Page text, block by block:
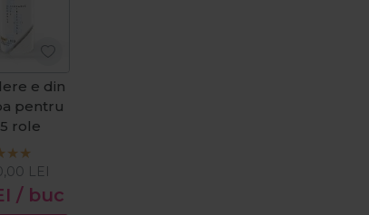
e din
pentru
role
/ buc
LEI